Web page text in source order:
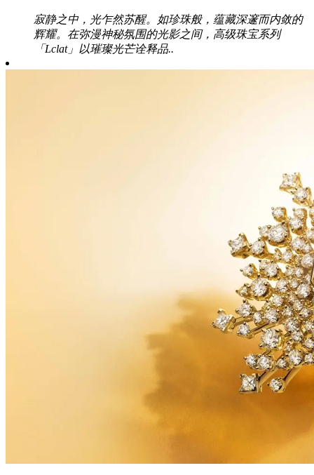
寂静之中，光乍然苏醒。如珍珠般，蕴藏深邃而内敛的
辉耀。在弥漫神秘氛围的光影之间，高级珠宝系列
「Lclat」以璀璨光芒诠释品..